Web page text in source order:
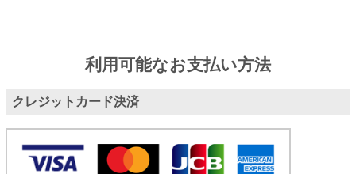
利用可能なお支払い方法
クレジットカード決済